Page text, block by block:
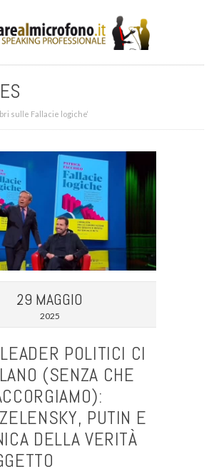
sulle Fallacie logiche‘
29 MAGGIO
2025
POLITICI CI
(SENZA CHE
PUTIN E
DELLA VERITÀ